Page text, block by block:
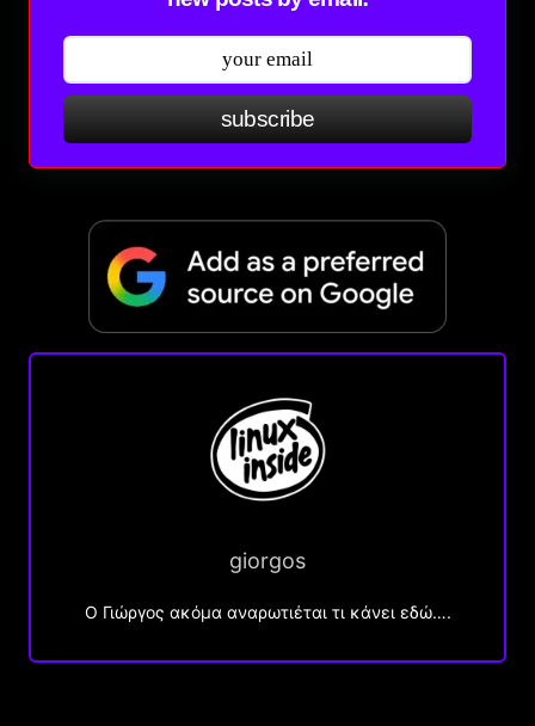
subscribe
giorgos
Ο Γιώργος ακόμα αναρωτιέται τι κάνει εδώ….